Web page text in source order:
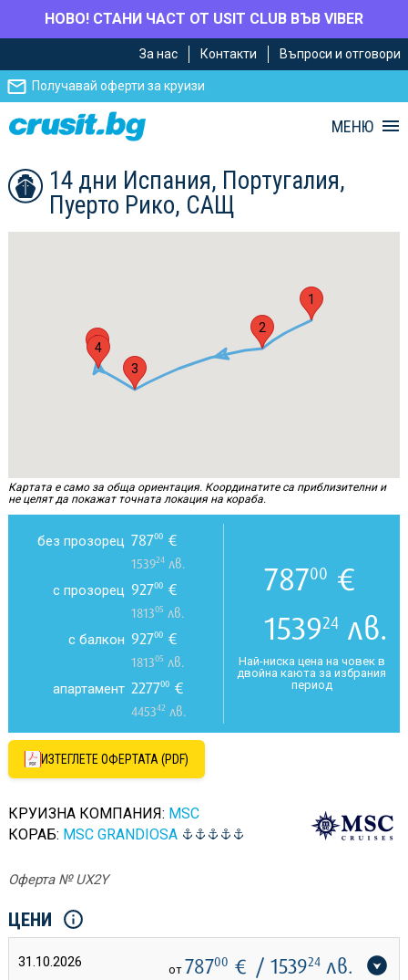
НОВО! СТАНИ ЧАСТ ОТ USIT CLUB ВЪВ VIBER
главното
съдържание
Навигацията
За нас Контакти Въпроси и отговори
Получавай оферти за круизи
МЕНЮ
14 дни Испания, Португалия,
Пуерто Рико, САЩ
1
2
3
4
5
Картата е само за обща ориентация. Координатите са приблизителни и
не целят да покажат точната локация на кораба.
без прозорец 78700€
153924лв.
с прозорец 92700€
181305 лв.
с балкон 92700€
181305 лв.
апартамент 227700€
445342лв.
78700 €
153924 лв.
Най-ниска цена на човек в
двойна каюта за избрания
период
ИЗТЕГЛЕТЕ ОФЕРТАТА (PDF)
КРУИЗНА КОМПАНИЯ: MSC
КОРАБ: MSC GRANDIOSA
Оферта № UX2Y
ЦЕНИ
31.10.2026 от 78700 € / 153924лв.